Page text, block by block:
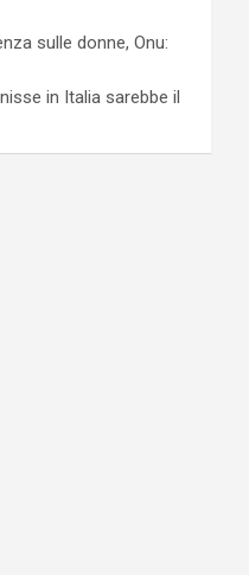
sulle donne, Onu:
in Italia sarebbe il